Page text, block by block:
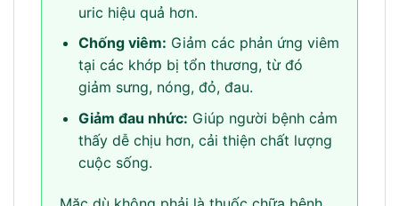
uric hiệu quả hơn.
Chống viêm: Giảm các phản ứng viêm
tại các khớp bị tổn thương, từ đó
giảm sưng, nóng, đỏ, đau.
Giảm đau nhức: Giúp người bệnh cảm
thấy dễ chịu hơn, cải thiện chất lượng
cuộc sống.